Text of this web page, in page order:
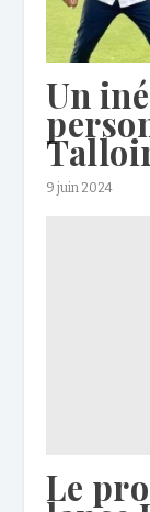
Un
9 juin 2024
Le